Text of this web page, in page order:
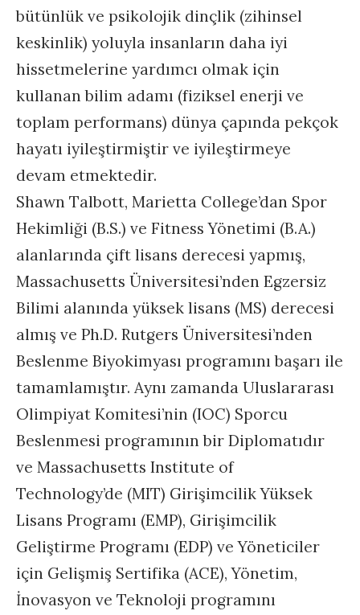
bütünlük ve psikolojik dinçlik (zihinsel
keskinlik) yoluyla insanların daha iyi
hissetmelerine yardımcı olmak için
kullanan bilim adamı (fiziksel enerji ve
toplam performans) dünya çapında pekçok
hayatı iyileştirmiştir ve iyileştirmeye
devam etmektedir.
Shawn Talbott, Marietta College’dan Spor
Hekimliği (B.S.) ve Fitness Yönetimi (B.A.)
alanlarında çift lisans derecesi yapmış,
Massachusetts Üniversitesi’nden Egzersiz
Bilimi alanında yüksek lisans (MS) derecesi
almış ve Ph.D. Rutgers Üniversitesi’nden
Beslenme Biyokimyası programını başarı ile
tamamlamıştır. Aynı zamanda Uluslararası
Olimpiyat Komitesi’nin (IOC) Sporcu
Beslenmesi programının bir Diplomatıdır
ve Massachusetts Institute of
Technology’de (MIT) Girişimcilik Yüksek
Lisans Programı (EMP), Girişimcilik
Geliştirme Programı (EDP) ve Yöneticiler
için Gelişmiş Sertifika (ACE), Yönetim,
İnovasyon ve Teknoloji programını